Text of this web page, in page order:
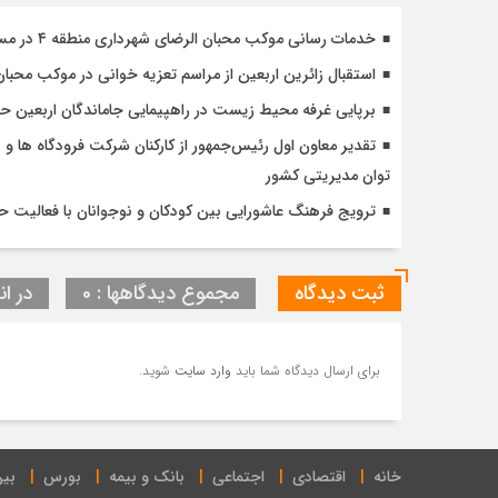
خدمات رسانی موکب محبان الرضای شهرداری منطقه ۴ در مسیر مشایه
استقبال زائرین اربعین از مراسم تعزیه خوانی در موکب
برپایی غرفه محیط زیست در راهپیمایی جاماندگان اربعین
تقدیر معاون اول رئیس‌جمهور از کارکنان شرکت فرودگاه ها
توان مدیریتی کشور
ترویج فرهنگ عاشورایی بین کودکان و نوجوانان با
ثبت دیدگاه مجموع دیدگاهها : 0 در
برای ارسال دیدگاه شما باید وارد سایت شوید.
خانه اقتصادی اجتماعی بانک و بیمه بورس